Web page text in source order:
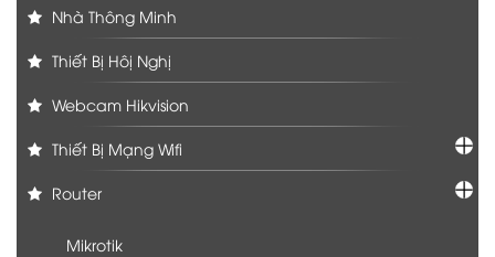
Nhà Thông Minh
Thiết Bị Hôị Nghị
Webcam Hikvision
Thiết Bị Mạng Wifi
Router
Mikrotik